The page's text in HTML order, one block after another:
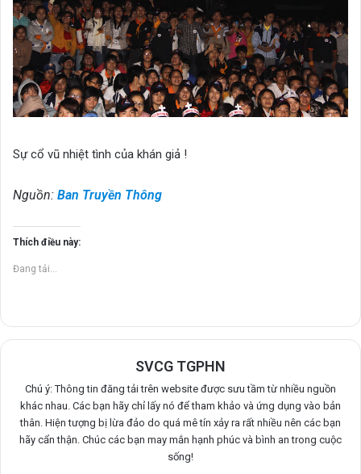
Sự cổ vũ nhiệt tình của khán giả !
Nguồn: Ban Truyền Thông
Thích điều này:
Đang tải...
SVCG TGPHN
Chú ý: Thông tin đăng tải trên website được sưu tầm từ nhiều nguồn
khác nhau. Các bạn hãy chỉ lấy nó để tham khảo và ứng dụng vào bản
thân. Hiện tượng bị lừa đảo do quá mê tín xảy ra rất nhiều nên các bạn
hãy cẩn thận. Chúc các bạn may mắn hạnh phúc và bình an trong cuộc
sống!